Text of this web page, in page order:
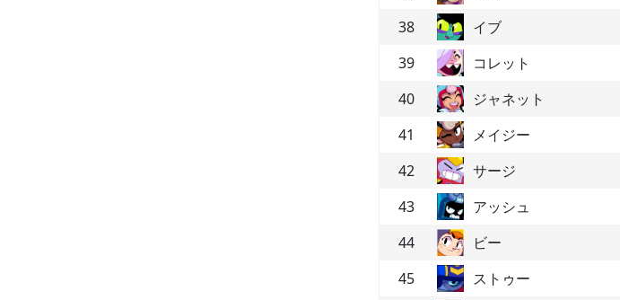
38
イブ
39
コレット
40
ジャネット
41
メイジー
42
サージ
43
アッシュ
44
ビー
45
ストゥー